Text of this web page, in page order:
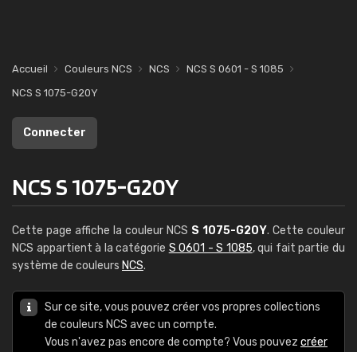
Accueil Couleurs NCS NCS
NCS S 0601 - S 1085
NCS S 1075-G20Y
Connecter
NCS S 1075-G20Y
Cette page affiche la couleur NCS S 1075-G20Y. Cette couleur
NCS appartient à la catégorie S 0601 - S 1085, qui fait partie du
système de couleurs NCS.
Sur ce site, vous pouvez créer vos propres collections
de couleurs NCS avec un compte.
Vous n'avez pas encore de compte? Vous pouvez créer